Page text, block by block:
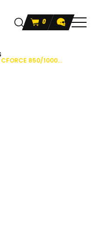
0
CFORCE 850/1000...